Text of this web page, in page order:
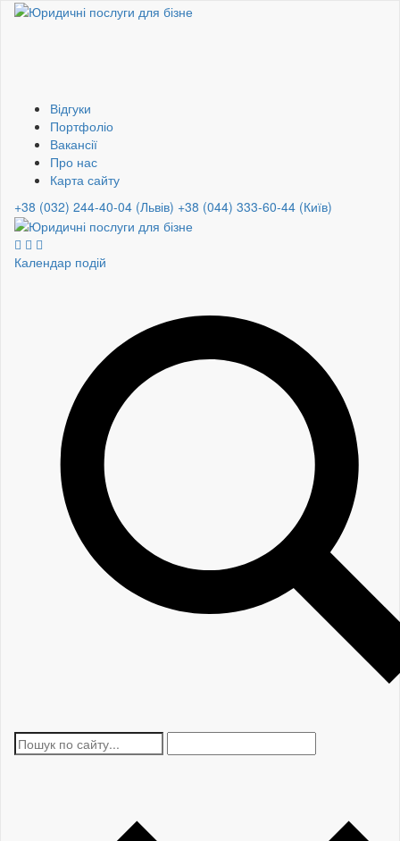
Відгуки
Портфоліо
Вакансії
Про нас
Карта сайту
+38 (032) 244-40-04 (Львів) +38 (044) 333-60-44 (Київ)
Календар подій